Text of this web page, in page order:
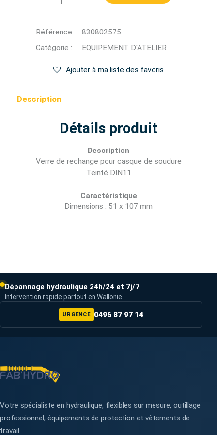
Référence :
830802575
Catégorie :
EQUIPEMENT D'ATELIER
Ajouter à ma liste des favoris
Description
Détails produit
Description
Verre de rechange pour casque de soudure
Teinté DIN11
Caractéristique
Dimensions : 51 x 107 mm
Dépannage hydraulique 24h/24 et 7j/7
Intervention rapide partout en Wallonie
URGENCE 0496 87 97 14
Votre spécialiste en hydraulique, flexibles sur mesure, outillage
professionnel, équipements de protection et vêtements de
travail.